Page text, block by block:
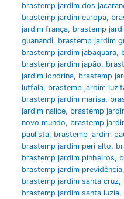
brastemp jardim dos
brastemp jardim europa,
jardim frança, brastemp
guanandi, brastemp jardim
brastemp jardim jabaquara,
brastemp jardim japão,
jardim londrina, brastemp
lutfala, brastemp jardim
brastemp jardim marisa,
jardim nalice, brastemp
novo mundo, brastemp
paulista, brastemp jardim
brastemp jardim peri alto,
brastemp jardim pinheiros,
brastemp jardim previdência,
brastemp jardim santa cruz,
brastemp jardim santa luzia,